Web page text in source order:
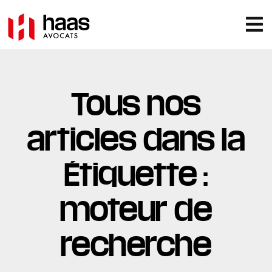
Tous nos
articles dans la
Étiquette :
moteur de
recherche